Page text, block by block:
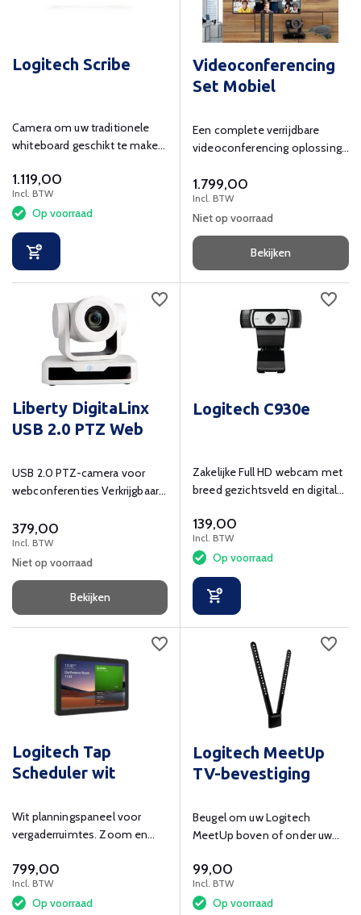
Logitech Scribe
Camera om uw traditionele
whiteboard geschikt te maken
1.119,00
Incl. BTW
Op voorraad
Videoconferencing
Set Mobiel
Een complete verrijdbare
videoconferencing oplossing
1.799,00
Incl. BTW
Niet op voorraad
Bekijken
Liberty DigitaLinx
USB 2.0 PTZ Web
USB 2.0 PTZ-camera voor
webconferenties Verkrijgbaar
379,00
Incl. BTW
Niet op voorraad
Bekijken
Logitech C930e
Zakelijke Full HD webcam met
breed gezichtsveld en digitale
139,00
Incl. BTW
Op voorraad
Logitech Tap
Scheduler wit
Wit planningspaneel voor
vergaderruimtes. Zoom en
gecertificeerd.
799,00
Incl. BTW
Op voorraad
Logitech MeetUp
TV-bevestiging
Beugel om uw Logitech
MeetUp boven of onder uw
99,00
Incl. BTW
Op voorraad